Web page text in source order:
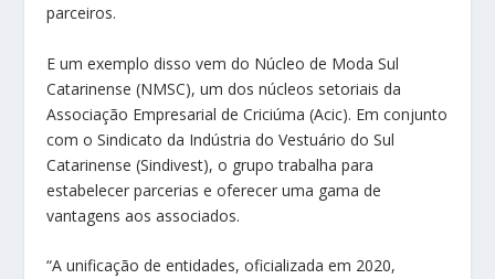
parceiros.
E um exemplo disso vem do Núcleo de Moda Sul
Catarinense (NMSC), um dos núcleos setoriais da
Associação Empresarial de Criciúma (Acic). Em conjunto
com o Sindicato da Indústria do Vestuário do Sul
Catarinense (Sindivest), o grupo trabalha para
estabelecer parcerias e oferecer uma gama de
vantagens aos associados.
“A unificação de entidades, oficializada em 2020,